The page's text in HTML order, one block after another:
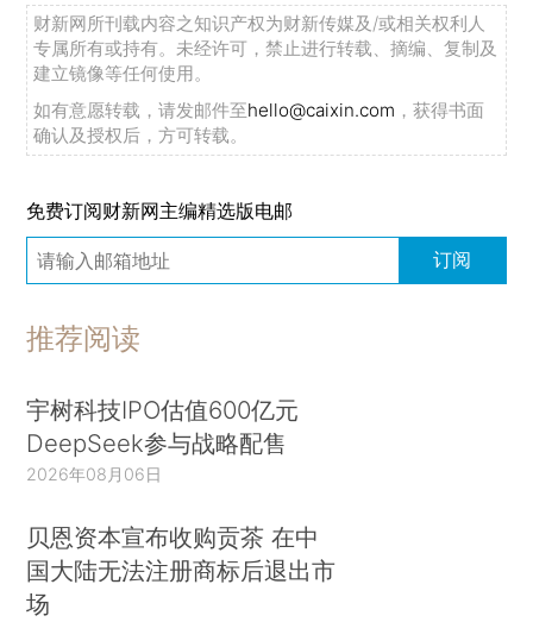
财新网所刊载内容之知识产权为财新传媒及/或相关权利人
专属所有或持有。未经许可，禁止进行转载、摘编、复制及
建立镜像等任何使用。
如有意愿转载，请发邮件至hello@caixin.com ，获得书面
确认及授权后，方可转载。
免费订阅财新网主编精选版电邮
订阅
推荐阅读
宇树科技IPO估值600亿元
DeepSeek参与战略配售
2026年08月06日
贝恩资本宣布收购贡茶 在中
国大陆无法注册商标后退出市
场